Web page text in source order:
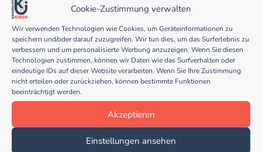
Cookie-Zustimmung verwalten
Wir verwenden Technologien wie Cookies, um Geräteinformationen zu
speichern und/oder darauf zuzugreifen. Wir tun dies, um das Surferlebnis zu
verbessern und um personalisierte Werbung anzuzeigen. Wenn Sie diesen
Technologien zustimmen, können wir Daten wie das Surfverhalten oder
eindeutige IDs auf dieser Website verarbeiten. Wenn Sie Ihre Zustimmung
nicht erteilen oder zurückziehen, können bestimmte Funktionen
beeinträchtigt werden.
Akzeptieren
Einstellungen ansehen
Das kleine Buch ist randvoll mit interessante Infos zu all den
Vögel, die wir hier bei uns in den Gärten beobachten
können.
Mich freut es, wenn ich mit Kindern durch die Seiten stöbere
und erlebe, wie interessiert sie sind!
Vögel füttern, aber richtig: Das ganze
Jahr füttern, schützen und sicher
bestimmen
Bei Amazon kaufen